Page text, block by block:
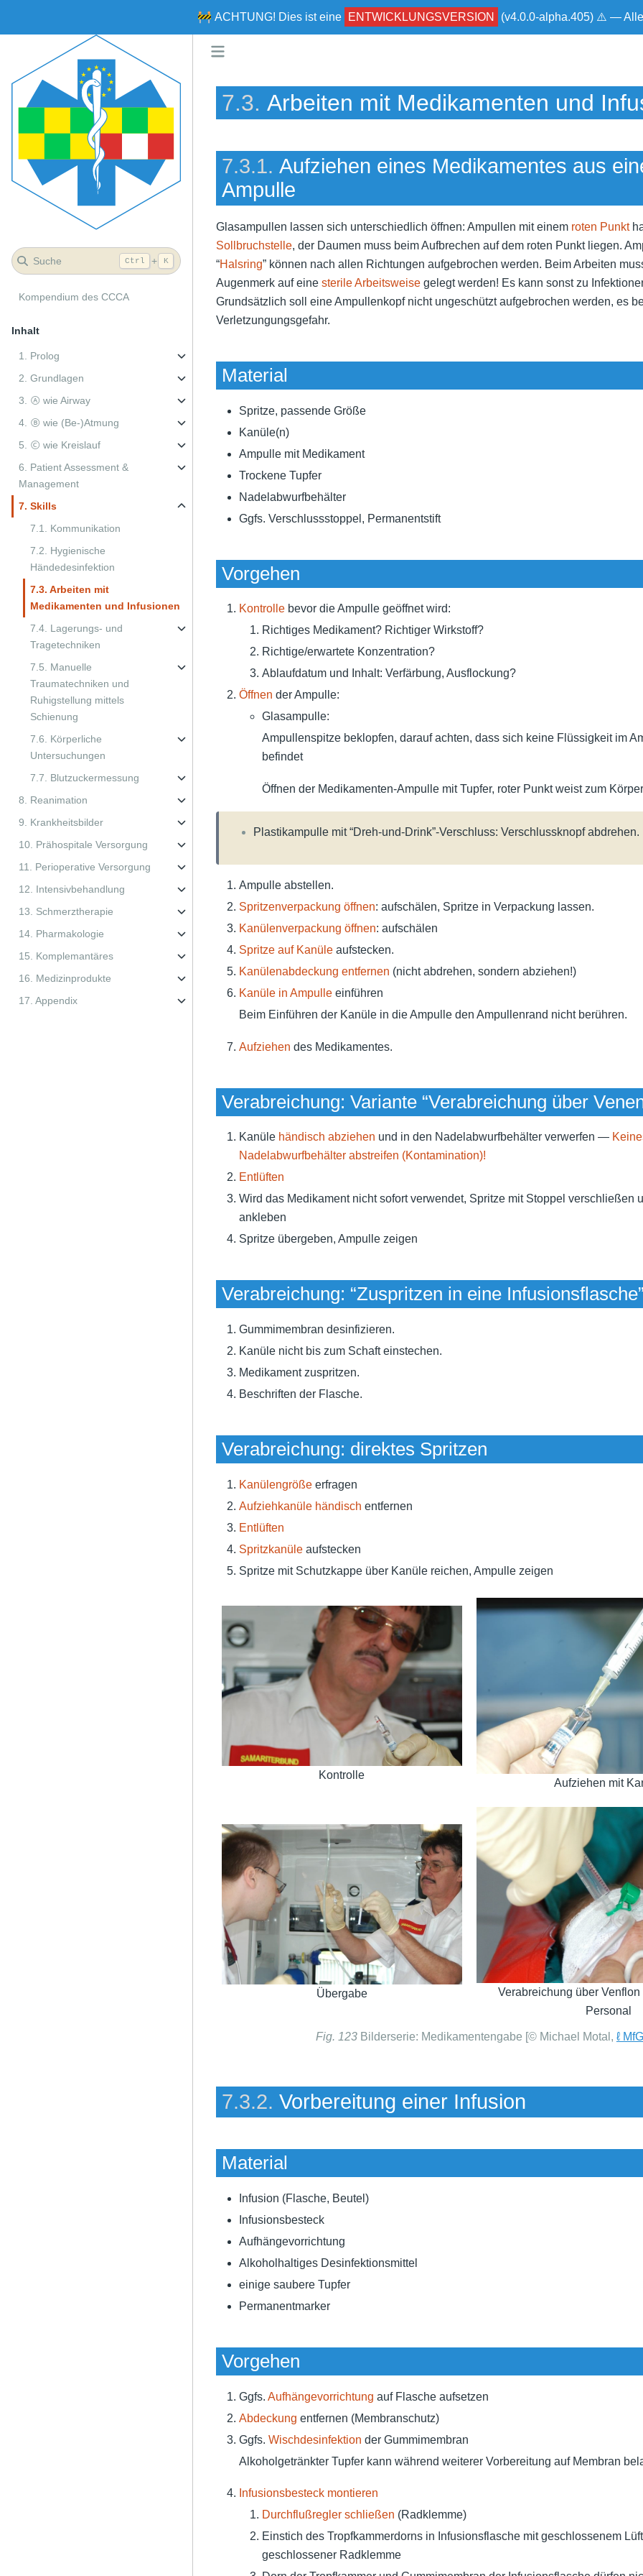
🚧 ACHTUNG! Dies ist eine ENTWICKLUNGSVERSION (v4.0.0-alpha.405) ⚠ —
Suche Ctrl + K
Kompendium des CCCA
Inhalt
1. Prolog
2. Grundlagen
3. Ⓐ wie Airway
4. Ⓑ wie (Be-)Atmung
5. Ⓒ wie Kreislauf
6. Patient Assessment &
Management
7. Skills
7.1. Kommunikation
7.2. Hygienische
Händedesinfektion
7.3. Arbeiten mit
Medikamenten und Infusionen
7.4. Lagerungs- und
Tragetechniken
7.5. Manuelle
Traumatechniken und
Ruhigstellung mittels
Schienung
7.6. Körperliche
Untersuchungen
7.7. Blutzuckermessung
8. Reanimation
9. Krankheitsbilder
10. Prähospitale Versorgung
11. Perioperative Versorgung
12. Intensivbehandlung
13. Schmerztherapie
14. Pharmakologie
15. Komplemantäres
16. Medizinprodukte
17. Appendix
7.3. Arbeiten mit Medikamenten und
7.3.1. Aufziehen eines Medikamentes aus
Ampulle
Glasampullen lassen sich unterschiedlich öffnen: Ampullen mit einem roten Punkt
Sollbruchstelle, der Daumen muss beim Aufbrechen auf dem roten Punkt liegen.
“Halsring” können nach allen Richtungen aufgebrochen werden. Beim Arbeiten
Augenmerk auf eine sterile Arbeitsweisegelegt werden! Es kann sonst zu
Grundsätzlich soll eine Ampullenkopf nicht ungeschützt aufgebrochen werden, es
Verletzungungsgefahr.
Material
Spritze, passende Größe
Kanüle(n)
Ampulle mit Medikament
Trockene Tupfer
Nadelabwurfbehälter
Ggfs. Verschlussstoppel, Permanentstift
Vorgehen
Kontrollebevor die Ampulle geöffnet wird:
Richtiges Medikament? Richtiger Wirkstoff?
Richtige/erwartete Konzentration?
Ablaufdatum und Inhalt: Verfärbung, Ausflockung?
Öffnen der Ampulle:
Glasampulle:
Ampullenspitze beklopfen, darauf achten, dass sich keine Flüssigkeit im
befindet
Öffnen der Medikamenten-Ampulle mit Tupfer, roter Punkt weist zum Körper
Plastikampulle mit “Dreh-und-Drink”-Verschluss: Verschlussknopf abdrehen.
Ampulle abstellen.
Spritzenverpackung öffnen: aufschälen, Spritze in Verpackung lassen.
Kanülenverpackung öffnen: aufschälen
Spritze auf Kanüleaufstecken.
Kanülenabdeckung entfernen (nicht abdrehen, sondern abziehen!)
Kanüle in Ampulleeinführen
Beim Einführen der Kanüle in die Ampulle den Ampullenrand nicht berühren.
Aufziehen des Medikamentes.
Verabreichung: Variante “Verabreichung über
Kanüle händisch abziehen und in den Nadelabwurfbehälter verwerfen —
Nadelabwurfbehälter abstreifen (Kontamination)!
Entlüften
Wird das Medikament nicht sofort verwendet, Spritze mit Stoppel verschließen
ankleben
Spritze übergeben, Ampulle zeigen
Verabreichung: “Zuspritzen in eine
Gummimembran desinfizieren.
Kanüle nicht bis zum Schaft einstechen.
Medikament zuspritzen.
Beschriften der Flasche.
Verabreichung: direktes Spritzen
Kanülengrößeerfragen
Aufziehkanüle händisch entfernen
Entlüften
Spritzkanüleaufstecken
Spritze mit Schutzkappe über Kanüle reichen, Ampulle zeigen
Kontrolle
Aufziehen mit
Übergabe
Verabreichung über
Personal
Fig. 123 Bilderserie: Medikamentengabe [© Michael Motal, ℓ MfG
7.3.2. Vorbereitung einer Infusion
Material
Infusion (Flasche, Beutel)
Infusionsbesteck
Aufhängevorrichtung
Alkoholhaltiges Desinfektionsmittel
einige saubere Tupfer
Permanentmarker
Vorgehen
Ggfs. Aufhängevorrichtung auf Flasche aufsetzen
Abdeckung entfernen (Membranschutz)
Ggfs. Wischdesinfektion der Gummimembran
Alkoholgetränkter Tupfer kann während weiterer Vorbereitung auf Membran
Infusionsbesteck montieren
Durchflußregler schließen (Radklemme)
Einstich des Tropfkammerdorns in Infusionsflasche mit geschlossenem
geschlossener Radklemme